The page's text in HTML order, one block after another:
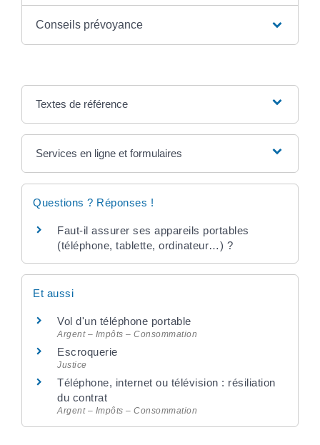
Conseils prévoyance
Textes de référence
Services en ligne et formulaires
Questions ? Réponses !
Faut-il assurer ses appareils portables
(téléphone, tablette, ordinateur…) ?
Et aussi
Vol d'un téléphone portable
Argent – Impôts – Consommation
Escroquerie
Justice
Téléphone, internet ou télévision : résiliation
du contrat
Argent – Impôts – Consommation